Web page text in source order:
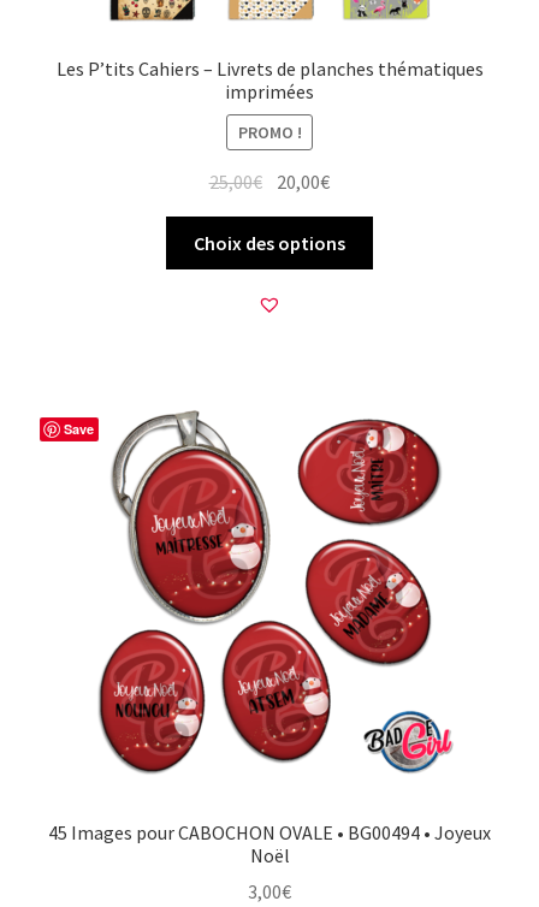
Les P’tits Cahiers – Livrets de planches thématiques
imprimées
PROMO !
25,00€ Le
initial
était :
25,00€.
20,00€Le
actuel
est :
Choix des options
peuvent
être
choisies
sur
la
page
du
produit
Save
45 Images pour CABOCHON OVALE • BG00494 • Joyeux
Noël
3,00€